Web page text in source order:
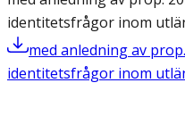
identitetsfrågor inom
med anledning av
identitetsfrågor inom